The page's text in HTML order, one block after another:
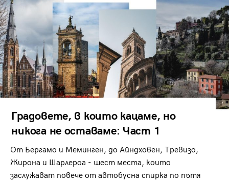
Градовете, в които кацаме, но
никога не оставаме: Част 1
От Бергамо и Меминген, до Айндховен, Тревизо,
Жирона и Шарлероа - шест места, които
заслужават повече от автобусна спирка по пътя